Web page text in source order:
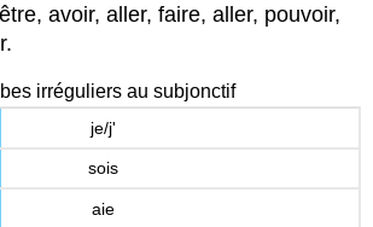
avoir, aller, faire, aller, pouvoir,
irréguliers au subjonctif
je/j'
sois
aie